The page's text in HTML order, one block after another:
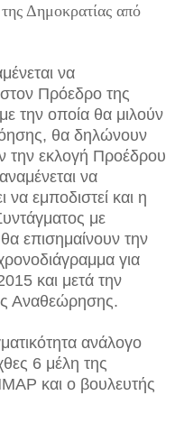
Δημοκρατίας από
να
Πρόεδρο της
την οποία θα μιλούν
θα δηλώνουν
την εκλογή Προέδρου
να
εμποδιστεί και η
με
επισημαίνουν την
για
και μετά την
Αναθεώρησης.
ανάλογο
6 μέλη της
και ο βουλευτής